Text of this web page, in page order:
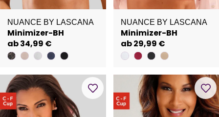
NUANCE BY LASCANA
Minimizer-BH
ab 34,99 €
NUANCE BY LASCANA
Minimizer-BH
ab 29,99 €